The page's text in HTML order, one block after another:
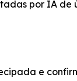
por IA
e